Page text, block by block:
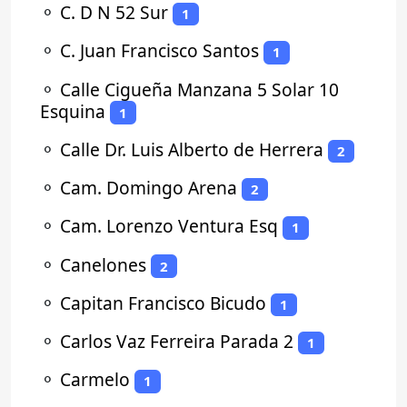
⚬ C. D N 52 Sur 1
⚬ C. Juan Francisco Santos 1
⚬ Calle Cigueña Manzana 5 Solar 10
Esquina
1
⚬ Calle Dr. Luis Alberto de Herrera 2
⚬ Cam. Domingo Arena 2
⚬ Cam. Lorenzo Ventura Esq 1
⚬ Canelones 2
⚬ Capitan Francisco Bicudo 1
⚬ Carlos Vaz Ferreira Parada 2 1
⚬ Carmelo 1